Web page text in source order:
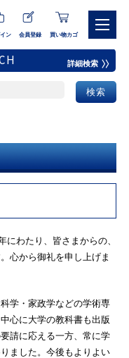
ン 会員登録 買い物カゴ
詳細検索
わたり、皆さまからの、
心から御礼を申し上げま
学・家政学などの学術専
心に大学の教科書も出版
請に応える一方、常に学
ました。今後もよりよい